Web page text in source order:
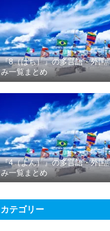
『8（はち）』の多言語・外国
み一覧まとめ
『4（よん）』の多言語・外国
み一覧まとめ
カテゴリー